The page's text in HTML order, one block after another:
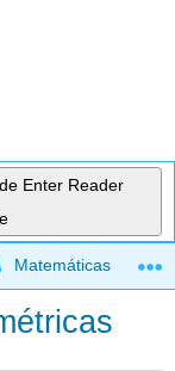
Enter Reader
global
Matemáticas